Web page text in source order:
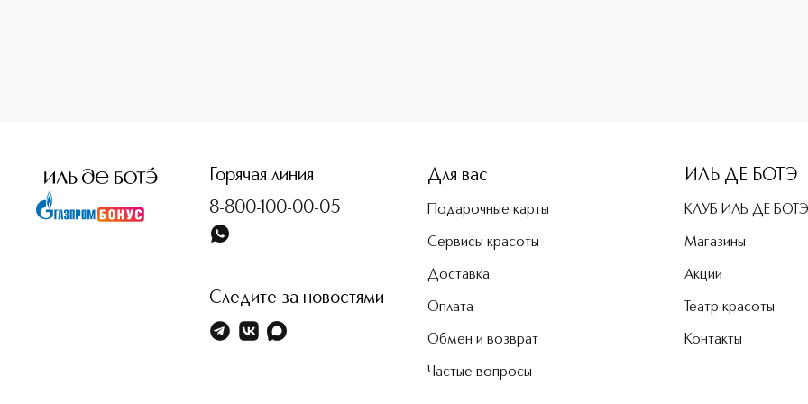
Горячая линия
8-800-100-00-05
Следите за новостями
Для вас
Подарочные карты
Сервисы красоты
Доставка
Оплата
Обмен и возврат
Частые вопросы
ИЛЬ ДЕ БОТЭ
КЛУБ ИЛЬ ДЕ БОТЭ
Магазины
Акции
Театр красоты
Контакты